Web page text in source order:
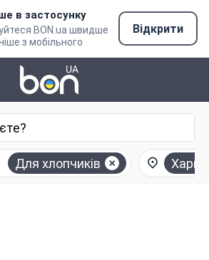
в застосунку
BON.ua швидше
з мобільного
Відкрити
Для хлопчиків Харків